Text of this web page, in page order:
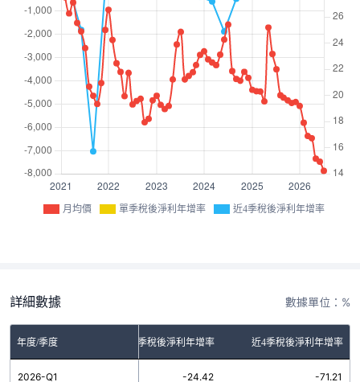
月均價 單季稅後淨利年增率 近4季稅後淨利年增率
詳細數據 數據單位：%
年度/季度 單季稅後淨利年增率 近4季稅後淨利年增率
2026-Q1 -24.42 -71.21